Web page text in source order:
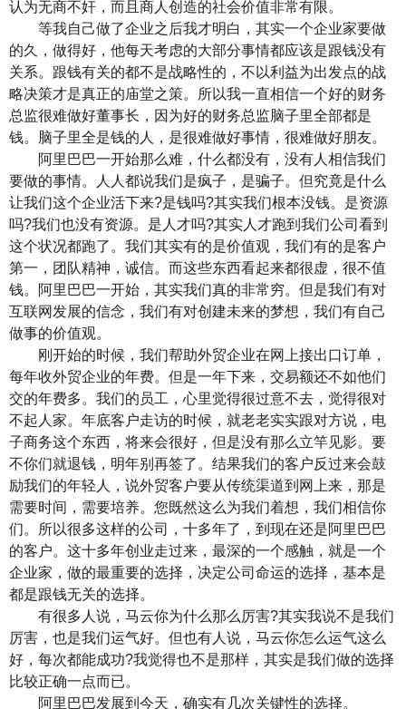
认为无商不奸，而且商人创造的社会价值非常有限。
等我自己做了企业之后我才明白，其实一个企业家要做
的久，做得好，他每天考虑的大部分事情都应该是跟钱没有
关系。跟钱有关的都不是战略性的，不以利益为出发点的战
略决策才是真正的庙堂之策。所以我一直相信一个好的财务
总监很难做好董事长，因为好的财务总监脑子里全部都是
钱。脑子里全是钱的人，是很难做好事情，很难做好朋友。
阿里巴巴一开始那么难，什么都没有，没有人相信我们
要做的事情。人人都说我们是疯子，是骗子。但究竟是什么
让我们这个企业活下来?是钱吗?其实我们根本没钱。是资源
吗?我们也没有资源。是人才吗?其实人才跑到我们公司看到
这个状况都跑了。我们其实有的是价值观，我们有的是客户
第一，团队精神，诚信。而这些东西看起来都很虚，很不值
钱。阿里巴巴一开始，其实我们真的非常穷。但是我们有对
互联网发展的信念，我们有对创建未来的梦想，我们有自己
做事的价值观。
刚开始的时候，我们帮助外贸企业在网上接出口订单，
每年收外贸企业的年费。但是一年下来，交易额还不如他们
交的年费多。我们的员工，心里觉得很过意不去，觉得很对
不起人家。年底客户走访的时候，就老老实实跟对方说，电
子商务这个东西，将来会很好，但是没有那么立竿见影。要
不你们就退钱，明年别再签了。结果我们的客户反过来会鼓
励我们的年轻人，说外贸客户要从传统渠道到网上来，那是
需要时间，需要培养。您既然这么为我们着想，我们相信你
们。所以很多这样的公司，十多年了，到现在还是阿里巴巴
的客户。这十多年创业走过来，最深的一个感触，就是一个
企业家，做的最重要的选择，决定公司命运的选择，基本是
都是跟钱无关的选择。
有很多人说，马云你为什么那么厉害?其实我说不是我们
厉害，也是我们运气好。但也有人说，马云你怎么运气这么
好，每次都能成功?我觉得也不是那样，其实是我们做的选择
比较正确一点而已。
阿里巴巴发展到今天，确实有几次关键性的选择。